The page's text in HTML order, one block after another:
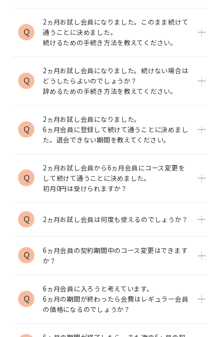
Q
2ヵ月お試し会員になりました。このまま続けて
通うことに決めました。
続けるための手続き方法を教えてください。
Q
2ヵ月お試し会員になりました。続けない場合は
どうしたらよいのでしょうか？
辞めるための手続き方法を教えてください。
Q
2ヵ月お試し会員になりました。
6ヵ月会員に登録して続けて通うことに決めまし
た。退会できない期間を教えてください。
Q
2ヵ月お試し会員から6ヵ月会員にコース変更を
して続けて通うことに決めました。
初月0円は受けられますか？
Q 2ヵ月お試し会員は何度も使えるのでしょうか？
Q
6ヵ月会員の契約期間中のコース変更はできます
か？
Q
6ヵ月会員に入ろうと考えています。
6ヵ月の期間が終わったら会費はレギュラー会員
の価格になるのでしょうか？